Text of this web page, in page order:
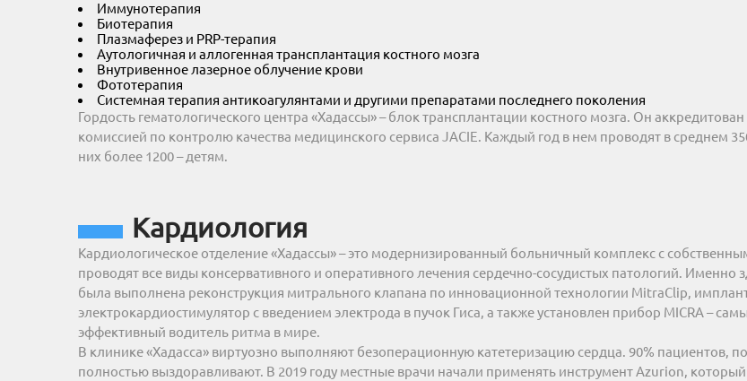
Иммунотерапия
Биотерапия
Плазмаферез и PRP-терапия
Аутологичная и аллогенная трансплантация костного мозга
Внутривенное лазерное облучение крови
Фототерапия
Системная терапия антикоагулянтами и другими препаратами последнего поколения
Гордость гематологического центра «Хадассы» – блок трансплантации костного мозга. Он
комиссией по контролю качества медицинского сервиса JACIE. Каждый год в нем проводят в среднем
них более 1200 – детям.
Кардиология
Кардиологическое отделение «Хадассы» – это модернизированный больничный комплекс с
проводят все виды консервативного и оперативного лечения сердечно-сосудистых патологий. Именно
была выполнена реконструкция митрального клапана по инновационной технологии MitraClip,
электрокардиостимулятор с введением электрода в пучок Гиса, а также установлен прибор MICRA –
эффективный водитель ритма в мире.
В клинике «Хадасса» виртуозно выполняют безоперационную катетеризацию сердца. 90% пациентов,
полностью выздоравливают. В 2019 году местные врачи начали применять инструмент Azurion,